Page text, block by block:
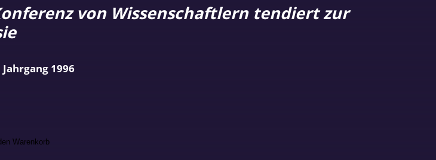
von Wissenschaftlern tendiert zur
Warenkorb
Jahrgang 1996